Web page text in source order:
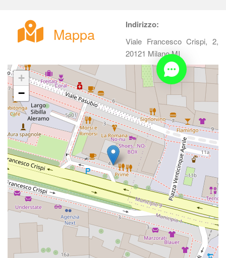
Mappa Indirizzo:
Viale Francesco Crispi, 2,
20121 Milano MI
+
−